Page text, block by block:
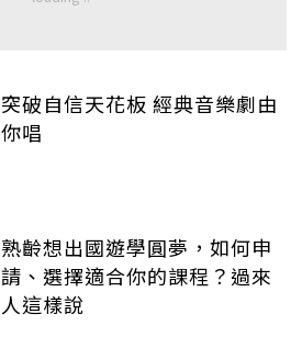
突破自信天花板 經典音樂劇由
你唱
熟齡想出國遊學圓夢，如何申
請、選擇適合你的課程？過來
人這樣說